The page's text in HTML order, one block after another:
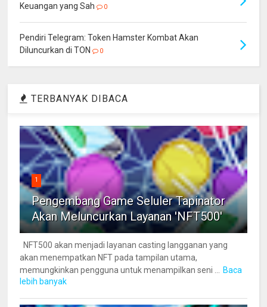
Keuangan yang Sah
0
Pendiri Telegram: Token Hamster Kombat Akan
Diluncurkan di TON
0
TERBANYAK DIBACA
1
Pengembang Game Seluler Tapinator
Akan Meluncurkan Layanan 'NFT500'
NFT500 akan menjadi layanan casting langganan yang
akan menempatkan NFT pada tampilan utama,
memungkinkan pengguna untuk menampilkan seni ...
Baca
lebih banyak